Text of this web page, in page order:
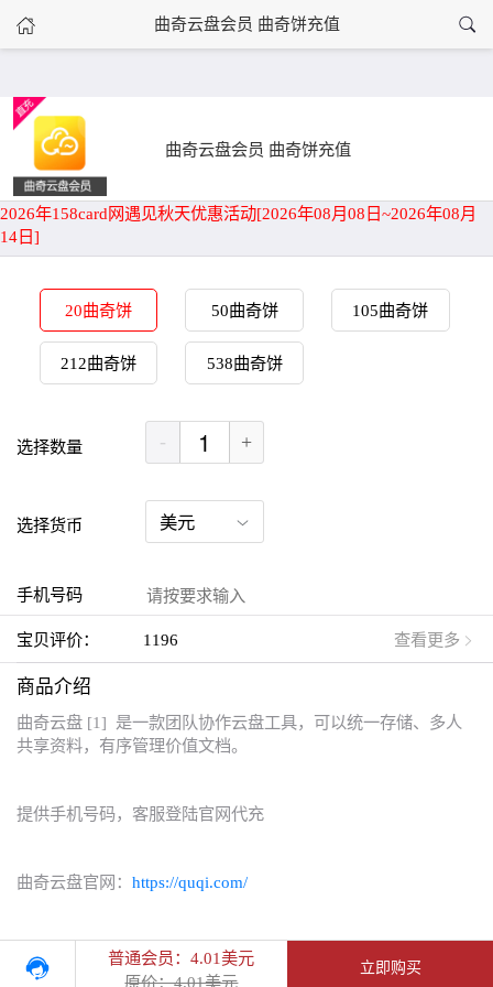
曲奇云盘会员 曲奇饼充值
首页 曲奇云盘会员 曲奇饼充值
曲奇云盘会员 曲奇饼充值
2026年158card网遇见秋天优惠活动[2026年08月08日~2026年08月
14日]
20曲奇饼 50曲奇饼 105曲奇饼
212曲奇饼 538曲奇饼
选择数量 - +
选择货币
手机号码
宝贝评价： 1196 查看更多
商品介绍
曲奇云盘 [1] 是一款团队协作云盘工具，可以统一存储、多人
共享资料，有序管理价值文档。
提供手机号码，客服登陆官网代充
曲奇云盘官网： https://quqi.com/
普通会员：4.01美元
原价：4.01美元
立即购买